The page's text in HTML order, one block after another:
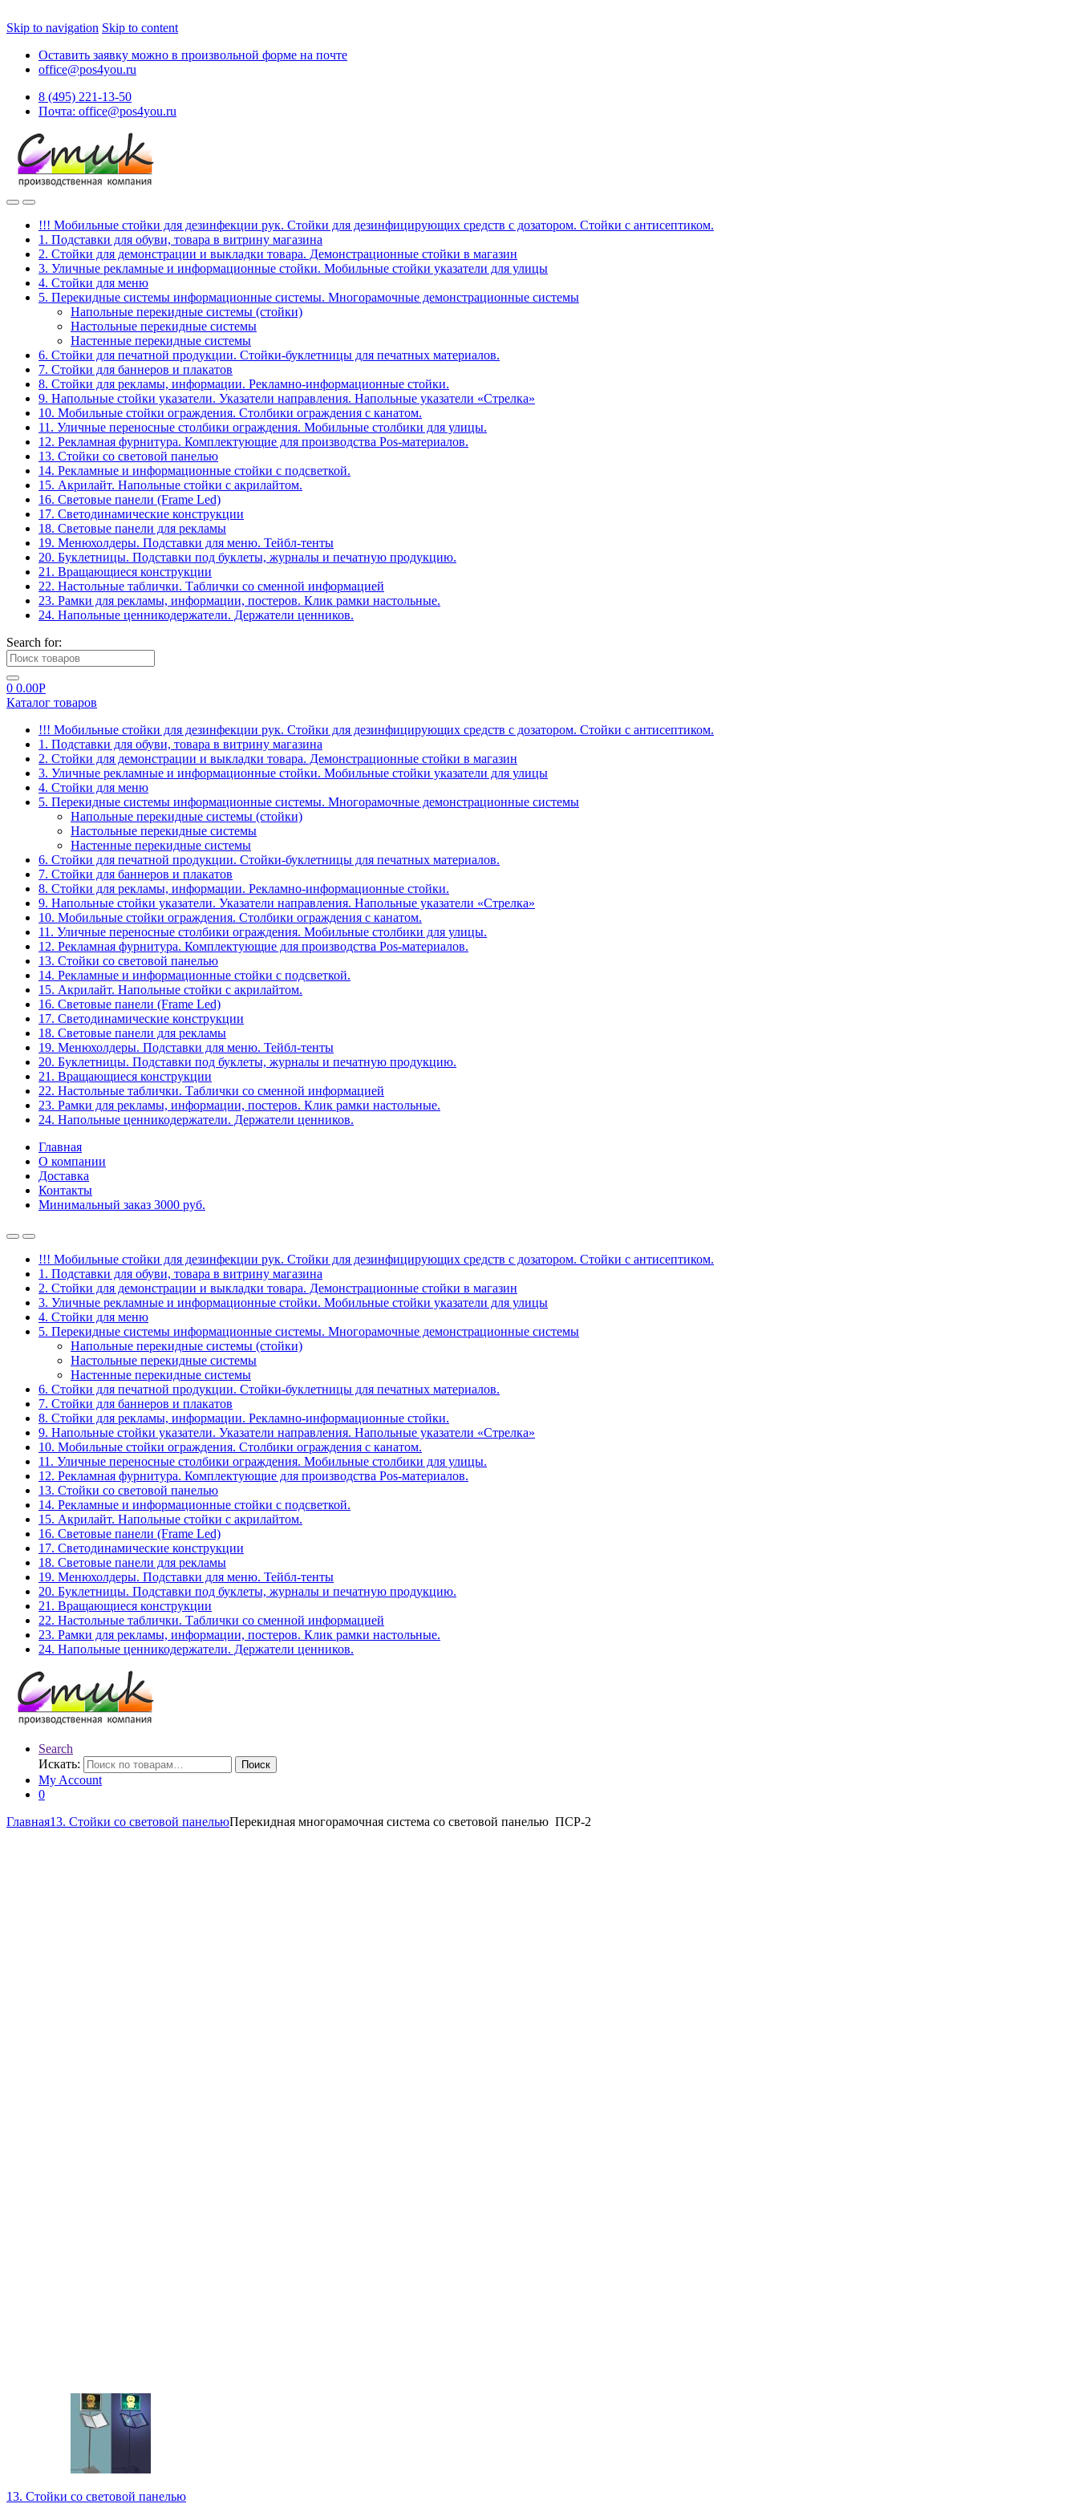
Skip to navigation Skip to content
Оставить заявку можно в произвольной форме на почте
office@pos4you.ru
8 (495) 221-13-50
Почта: office@pos4you.ru
!!! Мобильные стойки для дезинфекции рук. Стойки для дезинфицирующих средств с дозатором. Стойки с антисептиком.
1. Подставки для обуви, товара в витрину магазина
2. Стойки для демонстрации и выкладки товара. Демонстрационные стойки в магазин
3. Уличные рекламные и информационные стойки. Мобильные стойки указатели для улицы
4. Стойки для меню
5. Перекидные системы информационные системы. Многорамочные демонстрационные системы
Напольные перекидные системы (стойки)
Настольные перекидные системы
Настенные перекидные системы
6. Стойки для печатной продукции. Стойки-буклетницы для печатных материалов.
7. Стойки для баннеров и плакатов
8. Стойки для рекламы, информации. Рекламно-информационные стойки.
9. Напольные стойки указатели. Указатели направления. Напольные указатели «Стрелка»
10. Мобильные стойки ограждения. Столбики ограждения с канатом.
11. Уличные переносные столбики ограждения. Мобильные столбики для улицы.
12. Рекламная фурнитура. Комплектующие для производства Pos-материалов.
13. Стойки со световой панелью
14. Рекламные и информационные стойки с подсветкой.
15. Акрилайт. Напольные стойки с акрилайтом.
16. Световые панели (Frame Led)
17. Светодинамические конструкции
18. Световые панели для рекламы
19. Менюхолдеры. Подставки для меню. Тейбл-тенты
20. Буклетницы. Подставки под буклеты, журналы и печатную продукцию.
21. Вращающиеся конструкции
22. Настольные таблички. Таблички со сменной информацией
23. Рамки для рекламы, информации, постеров. Клик рамки настольные.
24. Напольные ценникодержатели. Держатели ценников.
Search for:
0 0.00Р
Каталог товаров
!!! Мобильные стойки для дезинфекции рук. Стойки для дезинфицирующих средств с дозатором. Стойки с антисептиком.
1. Подставки для обуви, товара в витрину магазина
2. Стойки для демонстрации и выкладки товара. Демонстрационные стойки в магазин
3. Уличные рекламные и информационные стойки. Мобильные стойки указатели для улицы
4. Стойки для меню
5. Перекидные системы информационные системы. Многорамочные демонстрационные системы
Напольные перекидные системы (стойки)
Настольные перекидные системы
Настенные перекидные системы
6. Стойки для печатной продукции. Стойки-буклетницы для печатных материалов.
7. Стойки для баннеров и плакатов
8. Стойки для рекламы, информации. Рекламно-информационные стойки.
9. Напольные стойки указатели. Указатели направления. Напольные указатели «Стрелка»
10. Мобильные стойки ограждения. Столбики ограждения с канатом.
11. Уличные переносные столбики ограждения. Мобильные столбики для улицы.
12. Рекламная фурнитура. Комплектующие для производства Pos-материалов.
13. Стойки со световой панелью
14. Рекламные и информационные стойки с подсветкой.
15. Акрилайт. Напольные стойки с акрилайтом.
16. Световые панели (Frame Led)
17. Светодинамические конструкции
18. Световые панели для рекламы
19. Менюхолдеры. Подставки для меню. Тейбл-тенты
20. Буклетницы. Подставки под буклеты, журналы и печатную продукцию.
21. Вращающиеся конструкции
22. Настольные таблички. Таблички со сменной информацией
23. Рамки для рекламы, информации, постеров. Клик рамки настольные.
24. Напольные ценникодержатели. Держатели ценников.
Главная
О компании
Доставка
Контакты
Минимальный заказ 3000 руб.
!!! Мобильные стойки для дезинфекции рук. Стойки для дезинфицирующих средств с дозатором. Стойки с антисептиком.
1. Подставки для обуви, товара в витрину магазина
2. Стойки для демонстрации и выкладки товара. Демонстрационные стойки в магазин
3. Уличные рекламные и информационные стойки. Мобильные стойки указатели для улицы
4. Стойки для меню
5. Перекидные системы информационные системы. Многорамочные демонстрационные системы
Напольные перекидные системы (стойки)
Настольные перекидные системы
Настенные перекидные системы
6. Стойки для печатной продукции. Стойки-буклетницы для печатных материалов.
7. Стойки для баннеров и плакатов
8. Стойки для рекламы, информации. Рекламно-информационные стойки.
9. Напольные стойки указатели. Указатели направления. Напольные указатели «Стрелка»
10. Мобильные стойки ограждения. Столбики ограждения с канатом.
11. Уличные переносные столбики ограждения. Мобильные столбики для улицы.
12. Рекламная фурнитура. Комплектующие для производства Pos-материалов.
13. Стойки со световой панелью
14. Рекламные и информационные стойки с подсветкой.
15. Акрилайт. Напольные стойки с акрилайтом.
16. Световые панели (Frame Led)
17. Светодинамические конструкции
18. Световые панели для рекламы
19. Менюхолдеры. Подставки для меню. Тейбл-тенты
20. Буклетницы. Подставки под буклеты, журналы и печатную продукцию.
21. Вращающиеся конструкции
22. Настольные таблички. Таблички со сменной информацией
23. Рамки для рекламы, информации, постеров. Клик рамки настольные.
24. Напольные ценникодержатели. Держатели ценников.
Search
Искать:
Поиск
My Account
0
Главная13. Стойки со световой панельюПерекидная многорамочная система со световой панелью ПСР-2
13. Стойки со световой панелью